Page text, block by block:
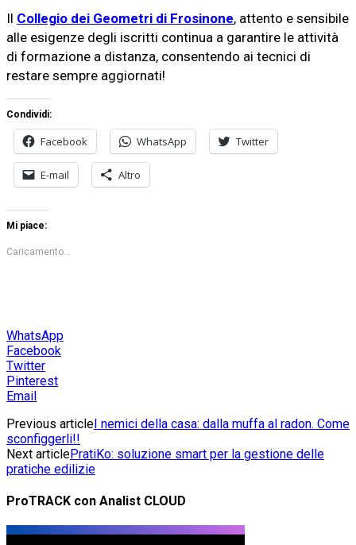
Il Collegio dei Geometri di Frosinone, attento e sensibile
alle esigenze degli iscritti continua a garantire le attività
di formazione a distanza, consentendo ai tecnici di
restare sempre aggiornati!
Condividi:
Facebook WhatsApp Twitter
E-mail Altro
Mi piace:
Caricamento...
WhatsApp
Facebook
Twitter
Pinterest
Email
Previous articleI nemici della casa: dalla muffa al radon. Come
sconfiggerli!!
Next articlePratiKo: soluzione smart per la gestione delle
pratiche edilizie
ProTRACK con Analist CLOUD